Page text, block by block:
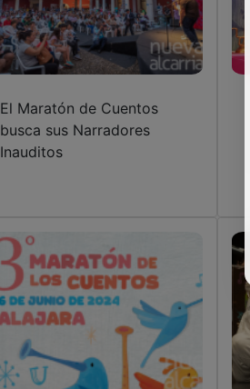
El Maratón de Cuentos
busca sus Narradores
Inauditos